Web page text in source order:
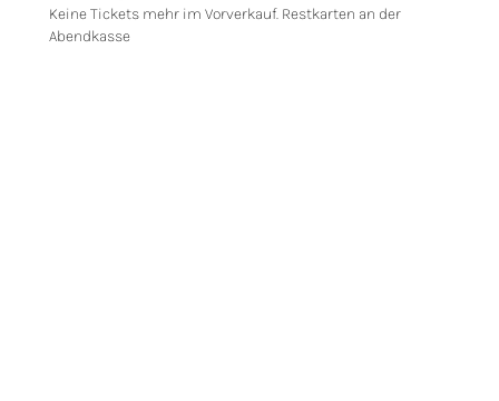
Keine Tickets mehr im Vorverkauf. Restkarten an der
Abendkasse